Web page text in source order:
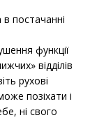
постачанні
функції
відділів
рухові
позіхати і
ні свого